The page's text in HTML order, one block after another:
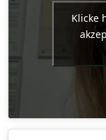
Klicke